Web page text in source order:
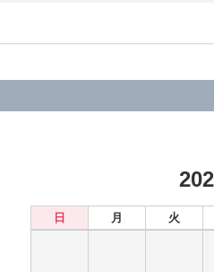
日 月 火